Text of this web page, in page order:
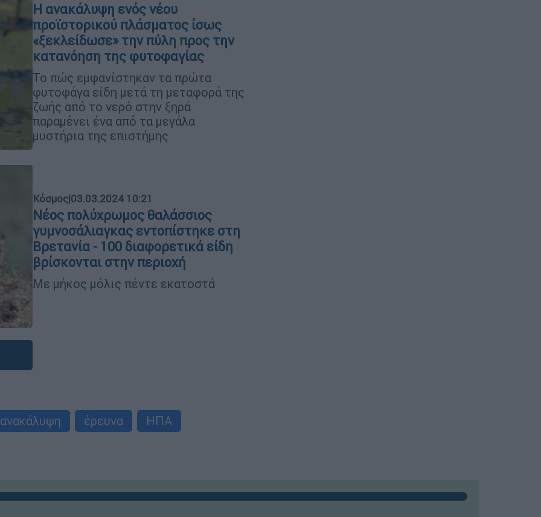
Η ανακάλυψη ενός νέου
προϊστορικού πλάσματος ίσως
«ξεκλείδωσε» την πύλη προς την
κατανόηση της φυτοφαγίας
Το πώς εμφανίστηκαν τα πρώτα
φυτοφάγα είδη μετά τη μεταφορά της
ζωής από το νερό στην ξηρά
παραμένει ένα από τα μεγάλα
μυστήρια της επιστήμης
Κόσμος|03.03.2024 10:21
Νέος πολύχρωμος θαλάσσιος
γυμνοσάλιαγκας εντοπίστηκε στη
Βρετανία - 100 διαφορετικά είδη
βρίσκονται στην περιοχή
Με μήκος μόλις πέντε εκατοστά
ανακάλυψη έρευνα
ΗΠΑ